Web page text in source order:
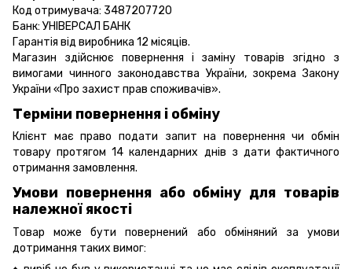
Код отримувача: 3487207720
Банк: УНІВЕРСАЛ БАНК
Гарантія від виробника 12 місяців.
Магазин здійснює повернення і заміну товарів згідно з
вимогами чинного законодавства України, зокремаЗакону
України «Про захист прав споживачів».
Терміни повернення і обміну
Клієнт має право подати запит на повернення чи обмін
товару протягом 14 календарних днів з дати фактичного
отримання замовлення.
Умови повернення або обміну для товарів
належної якості
Товар може бути повернений або обміняний за умови
дотримання таких вимог: